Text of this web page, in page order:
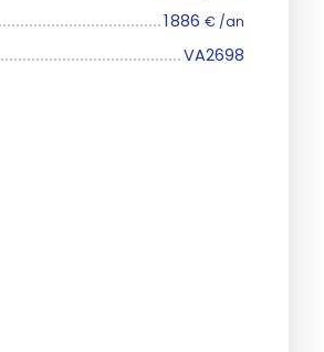
1 886 € /an
VA2698